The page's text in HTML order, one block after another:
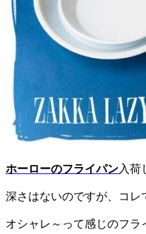
ホーローのフライパン入荷
深さはないのですが、コレ
オシャレ～って感じのフラ